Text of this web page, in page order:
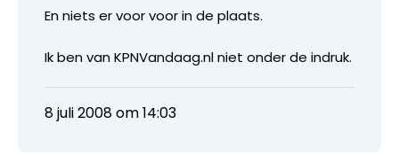
En niets er voor voor in de plaats.
Ik ben van KPNVandaag.nl niet onder de indruk.
8 juli 2008 om 14:03